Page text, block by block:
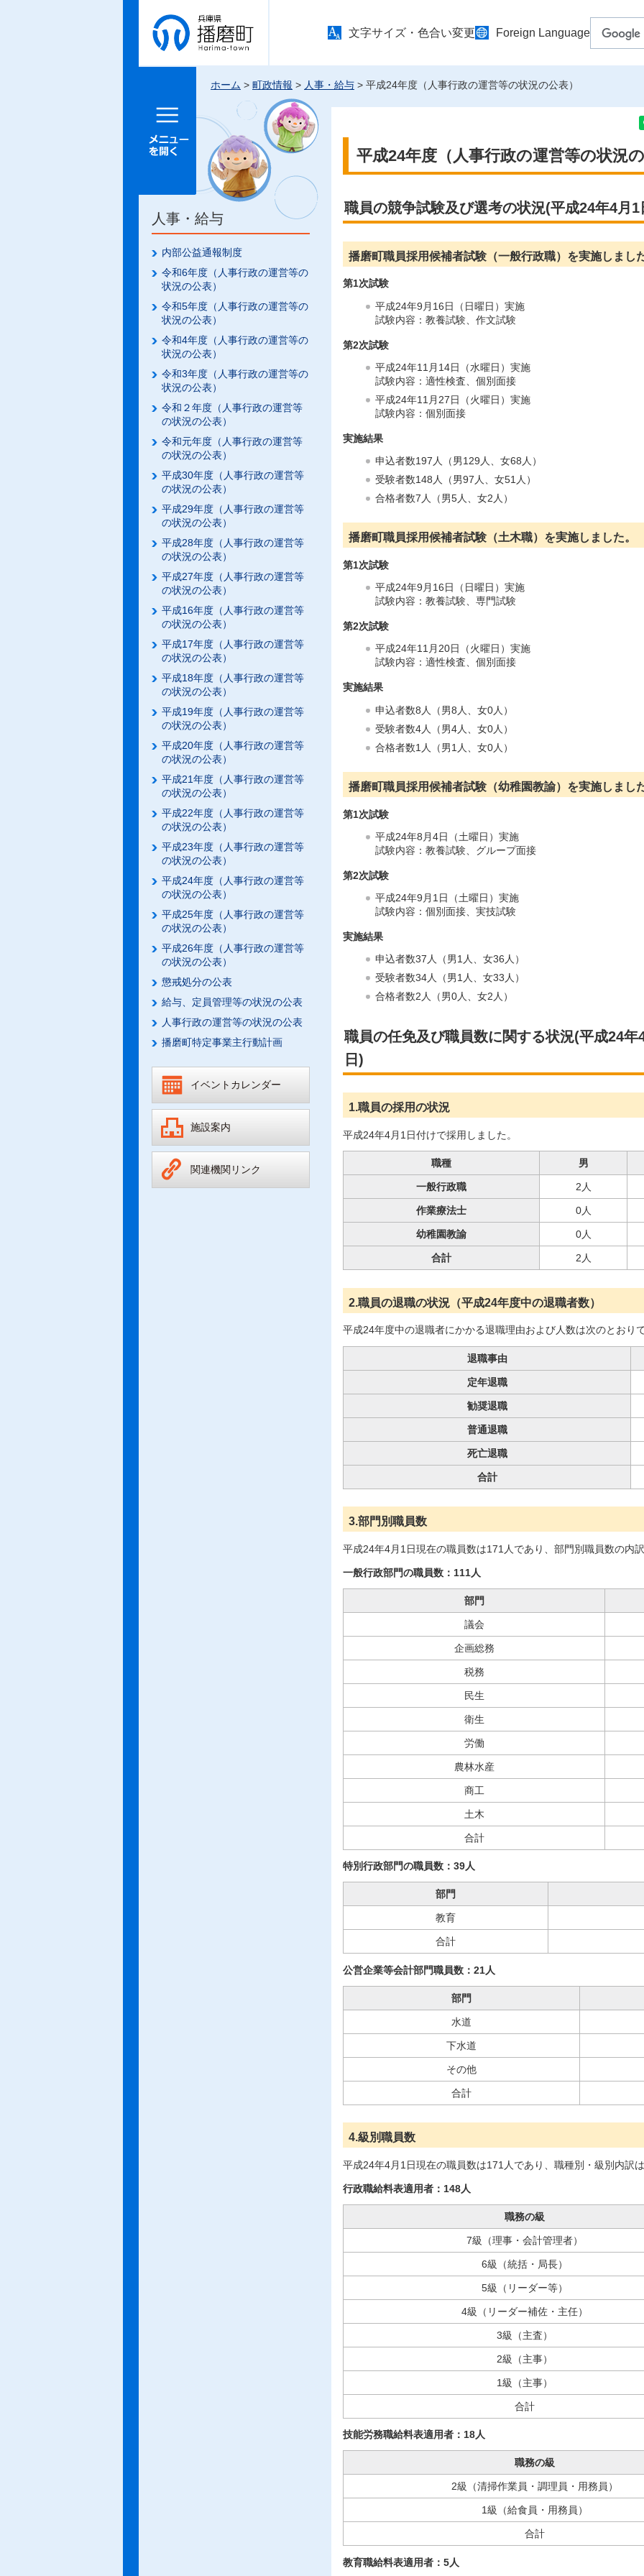
兵庫県 播
磨町
文字サイズ・色合い変更 Foreign Language
メニュー
ホーム > 町政情報 > 人事・給与 > 平成24年度（人事行政の運営等の状況の公表）
人事・給与
内部公益通報制度
令和6年度（人事行政の運営等の
状況の公表）
令和5年度（人事行政の運営等の
状況の公表）
令和4年度（人事行政の運営等の
状況の公表）
令和3年度（人事行政の運営等の
状況の公表）
令和２年度（人事行政の運営等
の状況の公表）
令和元年度（人事行政の運営等
の状況の公表）
平成30年度（人事行政の運営等
の状況の公表）
平成29年度（人事行政の運営等
の状況の公表）
平成28年度（人事行政の運営等
の状況の公表）
平成27年度（人事行政の運営等
の状況の公表）
平成16年度（人事行政の運営等
の状況の公表）
平成17年度（人事行政の運営等
の状況の公表）
平成18年度（人事行政の運営等
の状況の公表）
平成19年度（人事行政の運営等
の状況の公表）
平成20年度（人事行政の運営等
の状況の公表）
平成21年度（人事行政の運営等
の状況の公表）
平成22年度（人事行政の運営等
の状況の公表）
平成23年度（人事行政の運営等
の状況の公表）
平成24年度（人事行政の運営等
の状況の公表）
平成25年度（人事行政の運営等
の状況の公表）
平成26年度（人事行政の運営等
の状況の公表）
懲戒処分の公表
給与、定員管理等の状況の公表
人事行政の運営等の状況の公表
播磨町特定事業主行動計画
イベントカレンダー
施設案内
関連機関リンク
平成24年度（人事行政の運営等の状況
職員の競争試験及び選考の状況(平成24年4月
播磨町職員採用候補者試験（一般行政職）を実施しまし
第1次試験
平成24年9月16日（日曜日）実施
試験内容：教養試験、作文試験
第2次試験
平成24年11月14日（水曜日）実施
試験内容：適性検査、個別面接
平成24年11月27日（火曜日）実施
試験内容：個別面接
実施結果
申込者数197人（男129人、女68人）
受験者数148人（男97人、女51人）
合格者数7人（男5人、女2人）
播磨町職員採用候補者試験（土木職）を実施しました。
第1次試験
平成24年9月16日（日曜日）実施
試験内容：教養試験、専門試験
第2次試験
平成24年11月20日（火曜日）実施
試験内容：適性検査、個別面接
実施結果
申込者数8人（男8人、女0人）
受験者数4人（男4人、女0人）
合格者数1人（男1人、女0人）
播磨町職員採用候補者試験（幼稚園教諭）を実施しまし
第1次試験
平成24年8月4日（土曜日）実施
試験内容：教養試験、グループ面接
第2次試験
平成24年9月1日（土曜日）実施
試験内容：個別面接、実技試験
実施結果
申込者数37人（男1人、女36人）
受験者数34人（男1人、女33人）
合格者数2人（男0人、女2人）
職員の任免及び職員数に関する状況(平成24
日)
1.職員の採用の状況
平成24年4月1日付けで採用しました。
職種 男
一般行政職 2人
作業療法士 0人
幼稚園教諭 0人
合計 2人
2.職員の退職の状況（平成24年度中の退職者数）
平成24年度中の退職者にかかる退職理由および人数は次のとおり
退職事由
定年退職
勧奨退職
普通退職
死亡退職
合計
3.部門別職員数
平成24年4月1日現在の職員数は171人であり、部門別職員数の内
一般行政部門の職員数：111人
部門
議会
企画総務
税務
民生
衛生
労働
農林水産
商工
土木
合計
特別行政部門の職員数：39人
部門
教育
合計
公営企業等会計部門職員数：21人
部門
水道
下水道
その他
合計
4.級別職員数
平成24年4月1日現在の職員数は171人であり、職種別・級別内訳
行政職給料表適用者：148人
職務の級
7級（理事・会計管理者）
6級（統括・局長）
5級（リーダー等）
4級（リーダー補佐・主任）
3級（主査）
2級（主事）
1級（主事）
合計
技能労務職給料表適用者：18人
職務の級
2級（清掃作業員・調理員・用務員）
1級（給食員・用務員）
合計
教育職給料表適用者：5人